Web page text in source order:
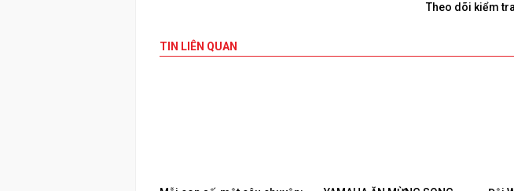
Theo dõi kiểm
TIN LIÊN QUAN